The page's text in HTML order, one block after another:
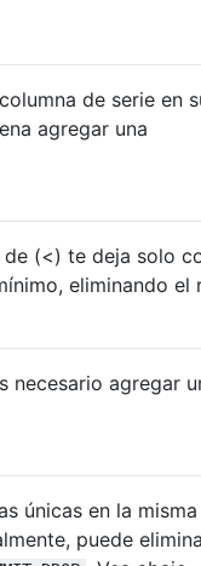
de serie en
agregar una
de (<) te deja solo
eliminando el
necesario agregar
únicas en la
puede